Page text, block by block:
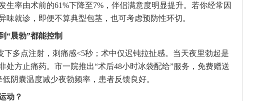
生率由术前的61%下降至7%，伴侣满意度明显提升。若你经常因
味就诊，即便不算典型包茎，也可考虑预防性环切。
“晨勃”都能控制
下多点注射，刺痛感<5秒；术中仅迟钝拉扯感。当天夜里勃起是
处方止痛药。市一院推出“术后48小时冰袋配给”服务，免费赠送
阴囊温度减少夜勃频率，患者反馈良好。
动？